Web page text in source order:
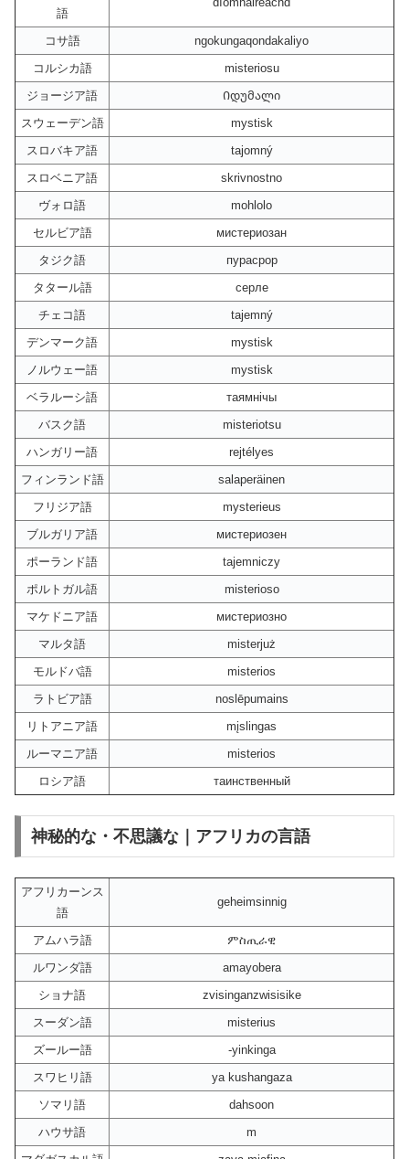
語
コサ語
ngokungaqondakaliyo
コルシカ語
misteriosu
ジョージア語
Იდუმალი
スウェーデン語
mystisk
スロバキア語
tajomný
スロベニア語
skrivnostno
ヴォロ語
mohlolo
セルビア語
мистериозан
タジク語
пурасрор
タタール語
серле
チェコ語
tajemný
デンマーク語
mystisk
ノルウェー語
mystisk
ベラルーシ語
таямнічы
バスク語
misteriotsu
ハンガリー語
rejtélyes
フィンランド語
salaperäinen
フリジア語
mysterieus
ブルガリア語
мистериозен
ポーランド語
tajemniczy
ポルトガル語
misterioso
マケドニア語
мистериозно
マルタ語
misterjuż
モルドバ語
misterios
ラトビア語
noslēpumains
リトアニア語
mįslingas
ルーマニア語
misterios
ロシア語
таинственный
神秘的な・不思議な｜アフリカの言語
アフリカーンス
語
geheimsinnig
アムハラ語
ምስጢራዊ
ルワンダ語
amayobera
ショナ語
zvisinganzwisisike
スーダン語
misterius
ズールー語
-yinkinga
スワヒリ語
ya kushangaza
ソマリ語
dahsoon
ハウサ語
m